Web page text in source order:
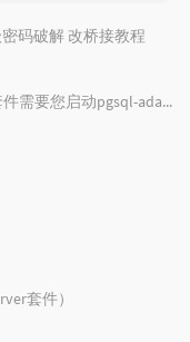
文
章
码破解 改桥接教程
群晖无法启动安装套件，提示此套件需要您启动pgsql-adapter.service
套件）